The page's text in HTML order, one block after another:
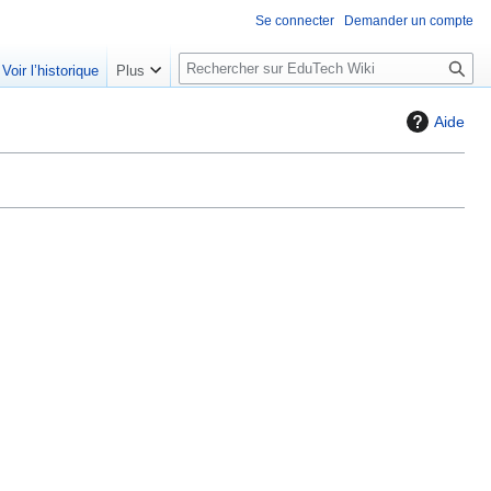
Aide
Se connecter Demander un compte
Voir l’historique Plus
R
e
e
c